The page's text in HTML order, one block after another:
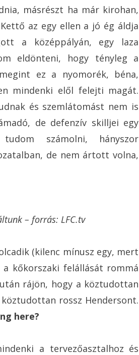
másrészt ha már kirohan,
az egy ellen a jó ég áldja
a középpályán, egy laza
eldönteni, hogy tényleg a
ez a nyomorék, béna,
mindenki elől felejti magát.
és szemlátomást nem is
de defenzív skilljei egy
számolni, hányszor
de nem ártott volna,
– forrás: LFC.tv
(kilenc mínusz egy, mert
kőkorszaki felállását rommá
rájön, hogy a köztudottan
rossz Hendersont.
here?
a tervezőasztalhoz és